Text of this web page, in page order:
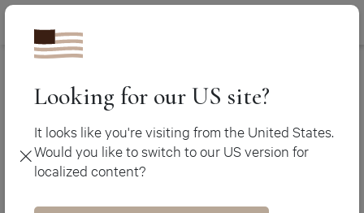
Looking for our US site?
It looks like you're visiting from the United States.
Would you like to switch to our US version for
localized content?